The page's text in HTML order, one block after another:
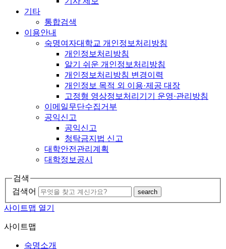
기타
통합검색
이용안내
숙명여자대학교 개인정보처리방침
개인정보처리방침
알기 쉬운 개인정보처리방침
개인정보처리방침 변경이력
개인정보 목적 외 이용·제공 대장
고정형 영상정보처리기기 운영·관리방침
이메일무단수집거부
공익신고
공익신고
청탁금지법 신고
대학안전관리계획
대학정보공시
검색
검색어
search
사이트맵 열기
사이트맵
숙명소개